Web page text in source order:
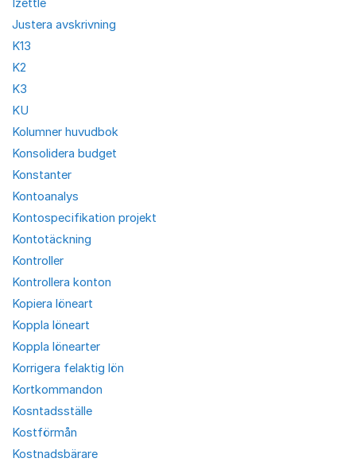
Izettle
Justera avskrivning
K13
K2
K3
KU
Kolumner huvudbok
Konsolidera budget
Konstanter
Kontoanalys
Kontospecifikation projekt
Kontotäckning
Kontroller
Kontrollera konton
Kopiera löneart
Koppla löneart
Koppla lönearter
Korrigera felaktig lön
Kortkommandon
Kosntadsställe
Kostförmån
Kostnadsbärare